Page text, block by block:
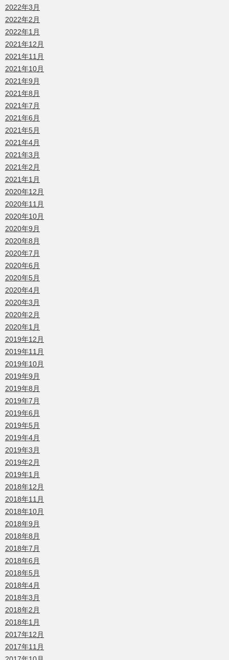
2022年3月
2022年2月
2022年1月
2021年12月
2021年11月
2021年10月
2021年9月
2021年8月
2021年7月
2021年6月
2021年5月
2021年4月
2021年3月
2021年2月
2021年1月
2020年12月
2020年11月
2020年10月
2020年9月
2020年8月
2020年7月
2020年6月
2020年5月
2020年4月
2020年3月
2020年2月
2020年1月
2019年12月
2019年11月
2019年10月
2019年9月
2019年8月
2019年7月
2019年6月
2019年5月
2019年4月
2019年3月
2019年2月
2019年1月
2018年12月
2018年11月
2018年10月
2018年9月
2018年8月
2018年7月
2018年6月
2018年5月
2018年4月
2018年3月
2018年2月
2018年1月
2017年12月
2017年11月